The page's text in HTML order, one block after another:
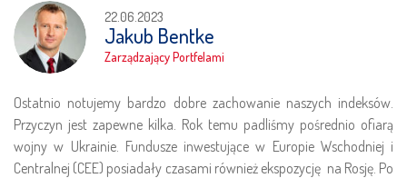
22.06.2023
Jakub Bentke
Zarządzający Portfelami
Ostatnio notujemy bardzo dobre zachowanie naszych indeksów.
Przyczyn jest zapewne kilka. Rok temu padliśmy pośrednio ofiarą
wojny w Ukrainie. Fundusze inwestujące w Europie Wschodniej i
Centralnej (CEE) posiadały czasami również ekspozycję na Rosję. Po